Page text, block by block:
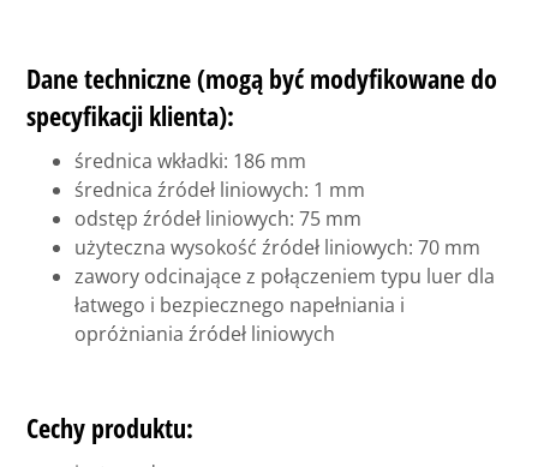
Dane techniczne (mogą być modyfikowane do
specyfikacji klienta):
średnica wkładki: 186 mm
średnica źródeł liniowych: 1 mm
odstęp źródeł liniowych: 75 mm
użyteczna wysokość źródeł liniowych: 70 mm
zawory odcinające z połączeniem typu luer dla
łatwego i bezpiecznego napełniania i
opróżniania źródeł liniowych
Cechy produktu: